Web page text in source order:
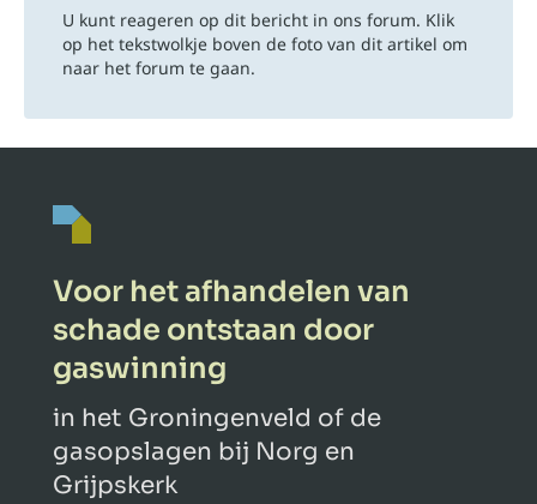
U kunt reageren op dit bericht in ons forum. Klik
op het tekstwolkje boven de foto van dit artikel om
naar het forum te gaan.
Voor het afhandelen van
schade ontstaan door
gaswinning
in het Groningenveld of de
gasopslagen bij Norg en
Grijpskerk